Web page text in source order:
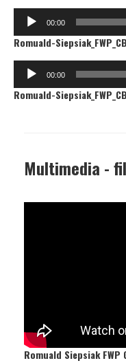
Odtwarzacz
plików
dźwiękowych
00:00
Romuald-
Odtwarzacz
plików
dźwiękowych
00:00
Romuald-
Multimedia -
Romuald Siepsiak FWP